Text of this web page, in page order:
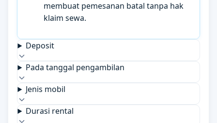
membuat pemesanan batal tanpa hak
klaim sewa.
Deposit
Pada tanggal pengambilan
Jenis mobil
Durasi rental